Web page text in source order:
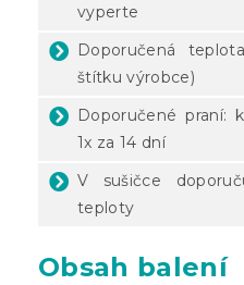
vyperte
Doporučená
štítku výrobce)
Doporučené praní:
1x za 14 dní
V sušičce
teploty
Obsah balení